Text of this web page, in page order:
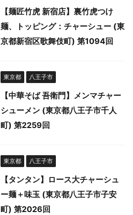
【麺匠竹虎 新宿店】裏竹虎つけ
麺、トッピング：チャーシュー (東
京都新宿区歌舞伎町) 第1094回
東京都 八王子市
【中華そば 吾衛門】メンマチャー
シューメン (東京都八王子市千人
町) 第2259回
東京都 八王子市
【タンタン】ロース大チャーシュ
ー麺＋味玉 (東京都八王子市子安
町) 第2026回